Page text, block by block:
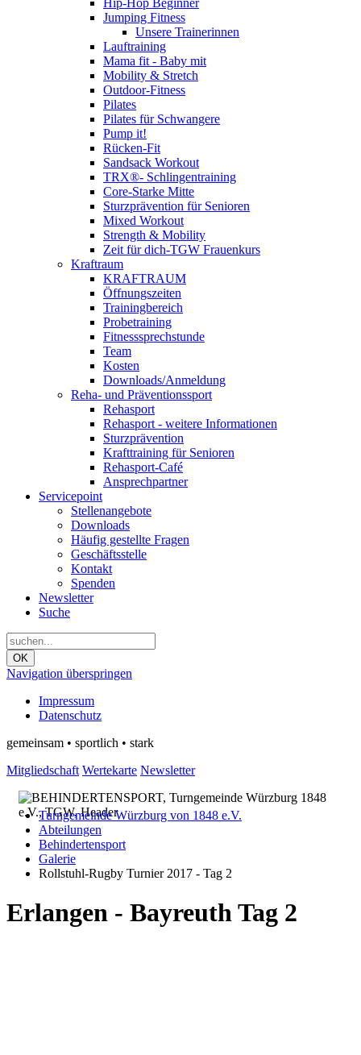
Hip-Hop Beginner
Jumping Fitness
Unsere Trainerinnen
Lauftraining
Mama fit - Baby mit
Mobility & Stretch
Outdoor-Fitness
Pilates
Pilates für Schwangere
Pump it!
Rücken-Fit
Sandsack Workout
TRX®- Schlingentraining
Core-Starke Mitte
Sturzprävention für Senioren
Mixed Workout
Strength & Mobility
Zeit für dich-TGW Frauenkurs
Kraftraum
KRAFTRAUM
Öffnungszeiten
Trainingbereich
Probetraining
Fitnesssprechstunde
Team
Kosten
Downloads/Anmeldung
Reha- und Präventionssport
Rehasport
Rehasport - weitere Informationen
Sturzprävention
Krafttraining für Senioren
Rehasport-Café
Ansprechpartner
Servicepoint
Stellenangebote
Downloads
Häufig gestellte Fragen
Geschäftsstelle
Kontakt
Spenden
Newsletter
Suche
OK
Navigation überspringen
Impressum
Datenschutz
gemeinsam • sportlich • stark
Mitgliedschaft Wertekarte Newsletter
Turngemeinde Würzburg von 1848 e.V.
Abteilungen
Behindertensport
Galerie
Rollstuhl-Rugby Turnier 2017 - Tag 2
Erlangen - Bayreuth Tag 2